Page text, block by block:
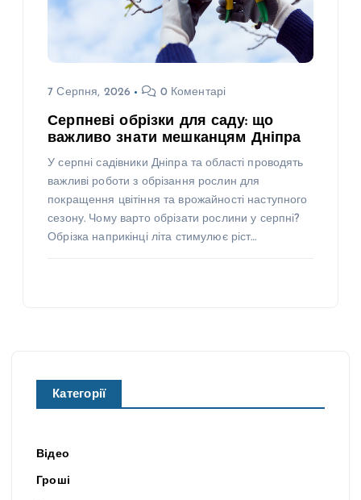
7 Серпня, 2026 0 Коментарі
Серпневі обрізки для саду: що
важливо знати мешканцям Дніпра
У серпні садівники Дніпра та області проводять
важливі роботи з обрізання рослин для
покращення цвітіння та врожайності наступного
сезону. Чому варто обрізати рослини у серпні?
Обрізка наприкінці літа стимулює ріст…
Категорії
Відео
Гроші